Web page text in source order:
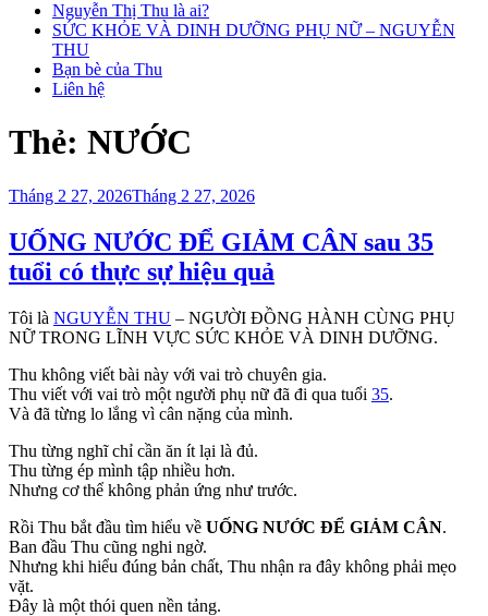
Nguyễn Thị Thu là ai?
SỨC KHỎE VÀ DINH DƯỠNG PHỤ NỮ – NGUYỄN
THU
Bạn bè của Thu
Liên hệ
Thẻ: NƯỚC
Đăng
Tháng 2 27, 2026Tháng 2 27, 2026
UỐNG NƯỚC ĐỂ GIẢM CÂN sau 35
tuổi có thực sự hiệu quả
Tôi là NGUYỄN THU – NGƯỜI ĐỒNG HÀNH CÙNG PHỤ
NỮ TRONG LĨNH VỰC SỨC KHỎE VÀ DINH DƯỠNG.
Thu không viết bài này với vai trò chuyên gia.
Thu viết với vai trò một người phụ nữ đã đi qua tuổi 35.
Và đã từng lo lắng vì cân nặng của mình.
Thu từng nghĩ chỉ cần ăn ít lại là đủ.
Thu từng ép mình tập nhiều hơn.
Nhưng cơ thể không phản ứng như trước.
Rồi Thu bắt đầu tìm hiểu về UỐNG NƯỚC ĐỂ GIẢM CÂN.
Ban đầu Thu cũng nghi ngờ.
Nhưng khi hiểu đúng bản chất, Thu nhận ra đây không phải mẹo
vặt.
Đây là một thói quen nền tảng.